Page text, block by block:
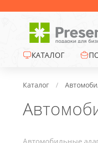
КАТАЛОГ
Офисные
Зонты
Промо-
Электроника
Ежедневники
Каталог